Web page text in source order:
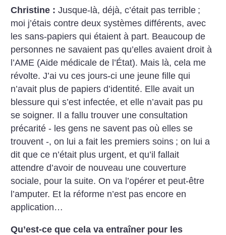
Christine : Jusque-là, déjà, c’était pas terrible ;
moi j’étais contre deux systèmes différents, avec
les sans-papiers qui étaient à part. Beaucoup de
personnes ne savaient pas qu’elles avaient droit à
l’AME (Aide médicale de l’État). Mais là, cela me
révolte. J’ai vu ces jours-ci une jeune fille qui
n’avait plus de papiers d’identité. Elle avait un
blessure qui s’est infectée, et elle n’avait pas pu
se soigner. Il a fallu trouver une consultation
précarité - les gens ne savent pas où elles se
trouvent -, on lui a fait les premiers soins ; on lui a
dit que ce n’était plus urgent, et qu’il fallait
attendre d’avoir de nouveau une couverture
sociale, pour la suite. On va l’opérer et peut-être
l’amputer. Et la réforme n’est pas encore en
application…
Qu’est-ce que cela va entraîner pour les